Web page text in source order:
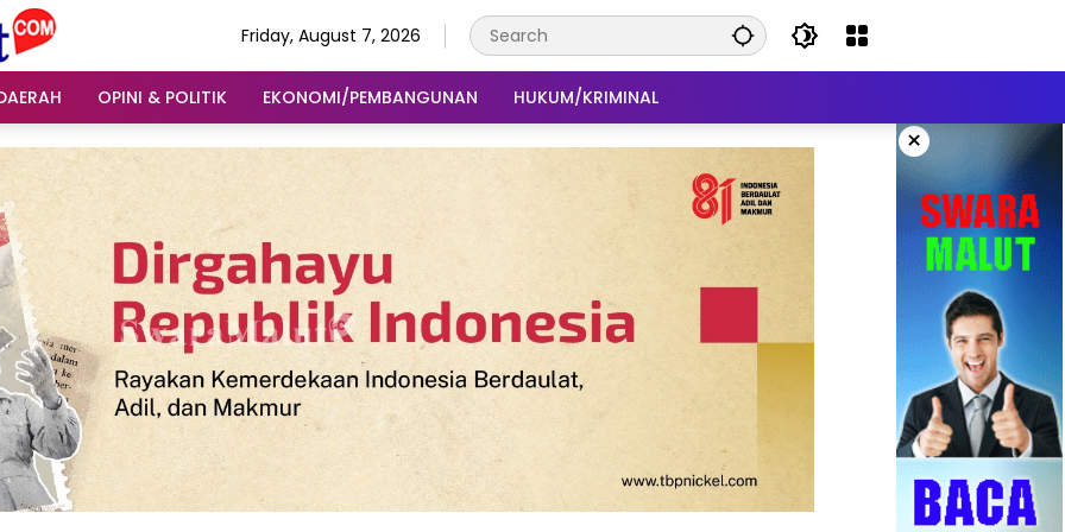
Friday, August 7, 2026
OPINI & POLITIK EKONOMI/PEMBANGUNAN HUKUM/KRIMINAL
×